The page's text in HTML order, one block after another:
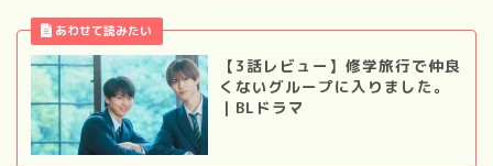
【3話レビュー】修学旅行で仲良
くないグループに入りました。
｜BLドラマ